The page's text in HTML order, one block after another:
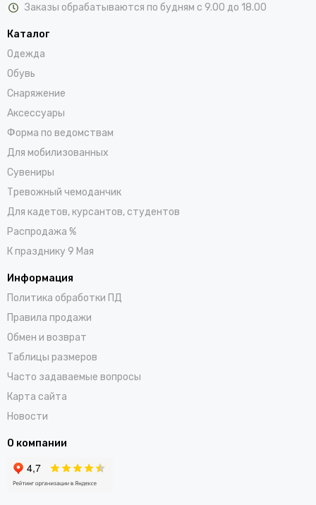
Заказы обрабатываются по будням с 9.00 до 18.00
Каталог
Одежда
Обувь
Снаряжение
Аксессуары
Форма по ведомствам
Для мобилизованных
Сувениры
Тревожный чемоданчик
Для кадетов, курсантов, студентов
Распродажа %
К празднику 9 Мая
Информация
Политика обработки ПД
Правила продажи
Обмен и возврат
Таблицы размеров
Часто задаваемые вопросы
Карта сайта
Новости
О компании